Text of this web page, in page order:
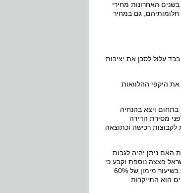
האחרונות מחירי
חלומותיהם, גם במחיר
עלול לסכן את יציבות
היקפי ההלוואות
בתחום ויצא בהנחיה
מסירת הדירה
רכישה וכתוצאה
האם ניתן יהיה לגבות
בנק ישראל פצצה נוספת וקבע כי
הבנקים יידרשו להפריש הפרשה נוספת בשיעור של 0.75% לחובות מסופקים, על משכנתאות בשיעור מימון של 60%
הוא התייקרות